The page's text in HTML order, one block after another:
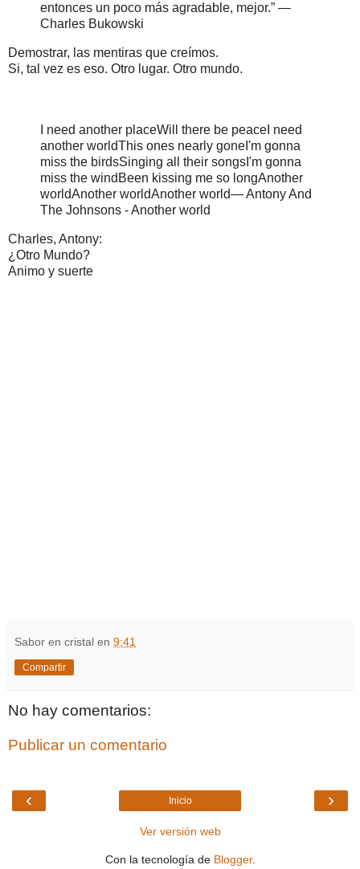
entonces un poco más agradable, mejor.” ―
Charles Bukowski
Demostrar, las mentiras que creímos.
Si, tal vez es eso. Otro lugar. Otro mundo.
I need another placeWill there be peace I need
another worldThis ones nearly gone I'm gonna
miss the birdsSinging all their songs I'm gonna
miss the wind Been kissing me so longAnother
worldAnother worldAnother world― Antony And
The Johnsons - Another world
Charles, Antony:
¿Otro Mundo?
Animo y suerte
Sabor en cristal en 9:41
Compartir
No hay comentarios:
Publicar un comentario
‹ ›
Inicio
Ver versión web
Con la tecnología de Blogger.